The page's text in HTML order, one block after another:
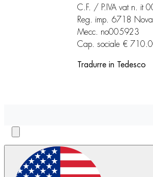
C.F. / P.IVA vat n. it
Reg. imp. 6718
Mecc. no005923
Cap. sociale €
Tradurre in Tedesco